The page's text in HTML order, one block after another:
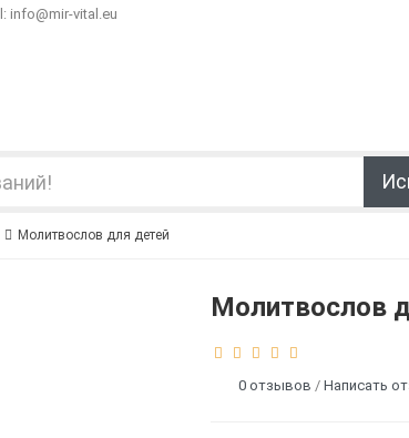
info@mir-vital.eu
Молитвослов для детей
Молитвослов
0 отзывов /Написать